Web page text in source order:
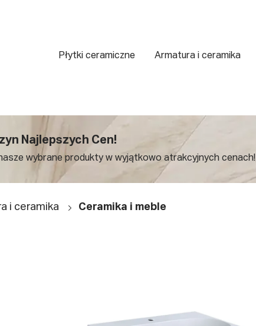
Płytki ceramiczne Armatura i ceramika
Najlepszych Cen!
wybrane produkty w wyjątkowo atrakcyjnych cenach!
i ceramika Ceramika i meble